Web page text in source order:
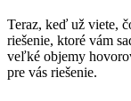
Teraz, keď už viete,
riešenie, ktoré vám
veľké objemy
pre vás riešenie.